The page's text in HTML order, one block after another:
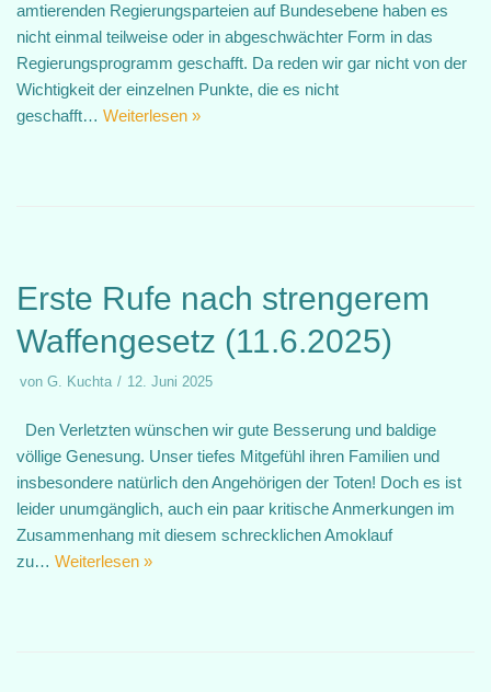
amtierenden Regierungsparteien auf Bundesebene haben es
nicht einmal teilweise oder in abgeschwächter Form in das
Regierungsprogramm geschafft. Da reden wir gar nicht von der
Wichtigkeit der einzelnen Punkte, die es nicht
geschafft… Weiterlesen »
Erste Rufe nach strengerem
Waffengesetz (11.6.2025)
von G. Kuchta 12. Juni 2025
Den Verletzten wünschen wir gute Besserung und baldige
völlige Genesung. Unser tiefes Mitgefühl ihren Familien und
insbesondere natürlich den Angehörigen der Toten! Doch es ist
leider unumgänglich, auch ein paar kritische Anmerkungen im
Zusammenhang mit diesem schrecklichen Amoklauf
zu… Weiterlesen »